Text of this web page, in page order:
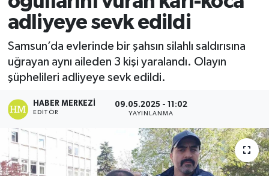
adliyeye sevk edildi
Samsun’da evlerinde bir şahsın silahlı saldırısına
uğrayan aynı aileden 3 kişi yaralandı. Olayın
şüphelileri adliyeye sevk edildi.
HABER MERKEZI
EDITÖR
09.05.2025 - 11:02
YAYINLANMA
Ekonomi
Sağlık
Tokat Haber